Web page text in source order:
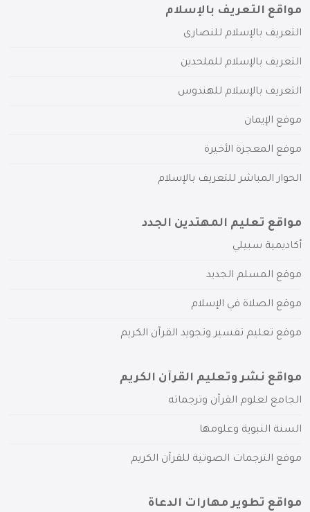
مواقع التعريف بالإسلام
التعريف بالإسلام للنصارى
التعريف بالإسلام للملحدين
التعريف بالإسلام للهندوس
موقع الإيمان
موقع المعجزة الأخيرة
الحوار المباشر للتعريف بالإسلام
مواقع تعليم المهتدين الجدد
أكاديمية سبيلي
موقع المسلم الجديد
موقع الصلاة في الإسلام
موقع تعليم تفسير وتجويد القرآن الكريم
مواقع نشر وتعليم القرآن الكريم
الجامع لعلوم القرآن وترجماته
السنة النبوية وعلومها
موقع الترجمات الصوتية للقرآن الكريم
مواقع تطوير مهارات الدعاة